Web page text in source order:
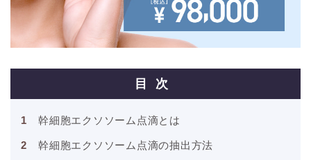
目次
幹細胞エクソソーム点滴とは
幹細胞エクソソーム点滴の抽出方法